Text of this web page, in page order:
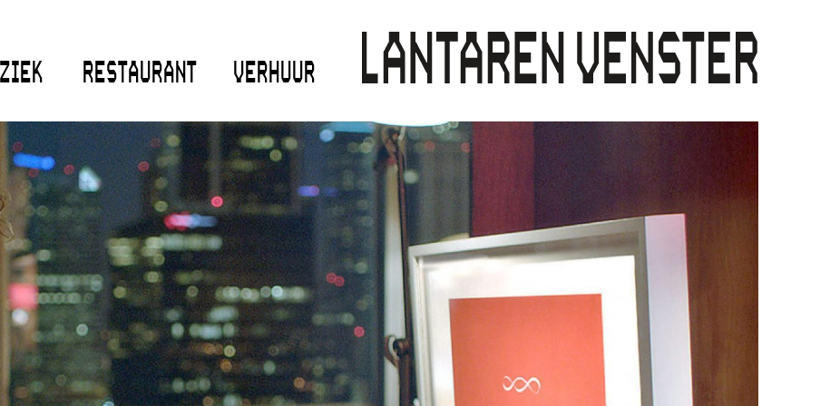
RESTAURANT VERHUUR